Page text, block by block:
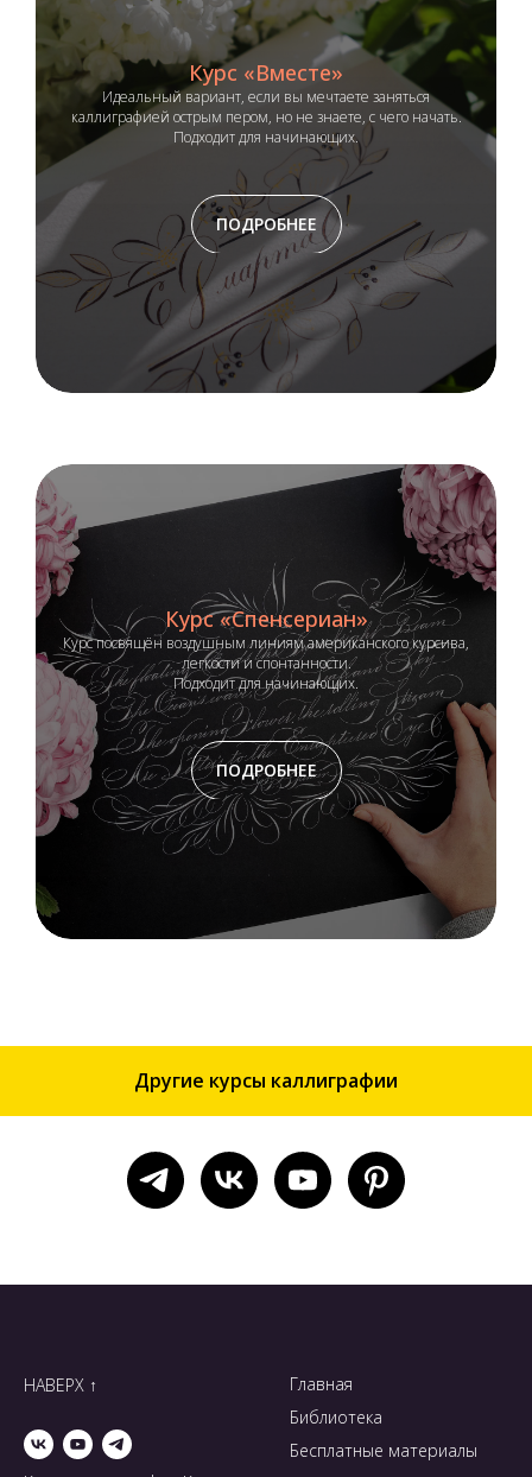
Курс «Вместе»
Идеальный вариант, если вы мечтаете заняться
каллиграфией острым пером, но не знаете, с чего начать.
Подходит для начинающих.
ПОДРОБНЕЕ
Курс «Спенсериан»
Курс посвящён воздушным линиям американского курсива,
легкости и спонтанности.
Подходит для начинающих.
ПОДРОБНЕЕ
Другие курсы каллиграфии
НАВЕРХ ↑
Главная
Библиотека
Бесплатные материалы